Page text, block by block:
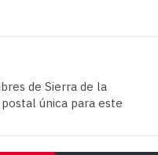
de Sierra de la
única para este